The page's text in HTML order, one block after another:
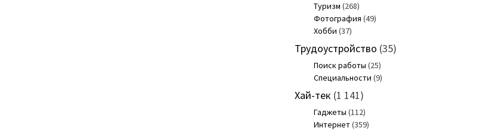
Туризм (268)
Фотография (49)
Хобби (37)
Трудоустройство (35)
Поиск работы (25)
Специальности (9)
Хай-тек (1 141)
Гаджеты (112)
Интернет(359)